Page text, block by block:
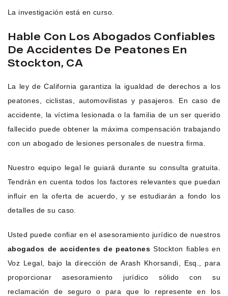
La investigación está en curso.
Hable Con Los Abogados Confiables
De Accidentes De Peatones En
Stockton, CA
La ley de California garantiza la igualdad de derechos a los
peatones, ciclistas, automovilistas y pasajeros. En caso de
accidente, la víctima lesionada o la familia de un ser querido
fallecido puede obtener la máxima compensación trabajando
con un abogado de lesiones personales de nuestra firma.
Nuestro equipo legal le guiará durante su consulta gratuita.
Tendrán en cuenta todos los factores relevantes que puedan
influir en la oferta de acuerdo, y se estudiarán a fondo los
detalles de su caso.
Usted puede confiar en el asesoramiento jurídico de nuestros
abogados de accidentes de peatonesStockton fiables en
Voz Legal, bajo la dirección de Arash Khorsandi, Esq., para
proporcionar asesoramiento jurídico sólido con su
reclamación de seguro o para que lo represente en los